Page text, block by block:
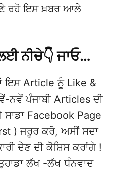
ਰਹੋ ਇਸ ਖ਼ਬਰ ਆਲੇ
ਨੀਚੇ👇 ਜਾਓ…
ਇਸ Article ਨੂੰ Like &
ਨਵੇਂ ਪੰਜਾਬੀ Articles ਦੀ
Facebook Page
) ਜਰੂਰ ਕਰੋ, ਅਸੀਂ ਸਦਾ
ਦੇਣ ਦੀ ਕੋਸ਼ਿਸ ਕਰਾਂਗੇ !
ਲੱਖ -ਲੱਖ ਧੰਨਵਾਦ